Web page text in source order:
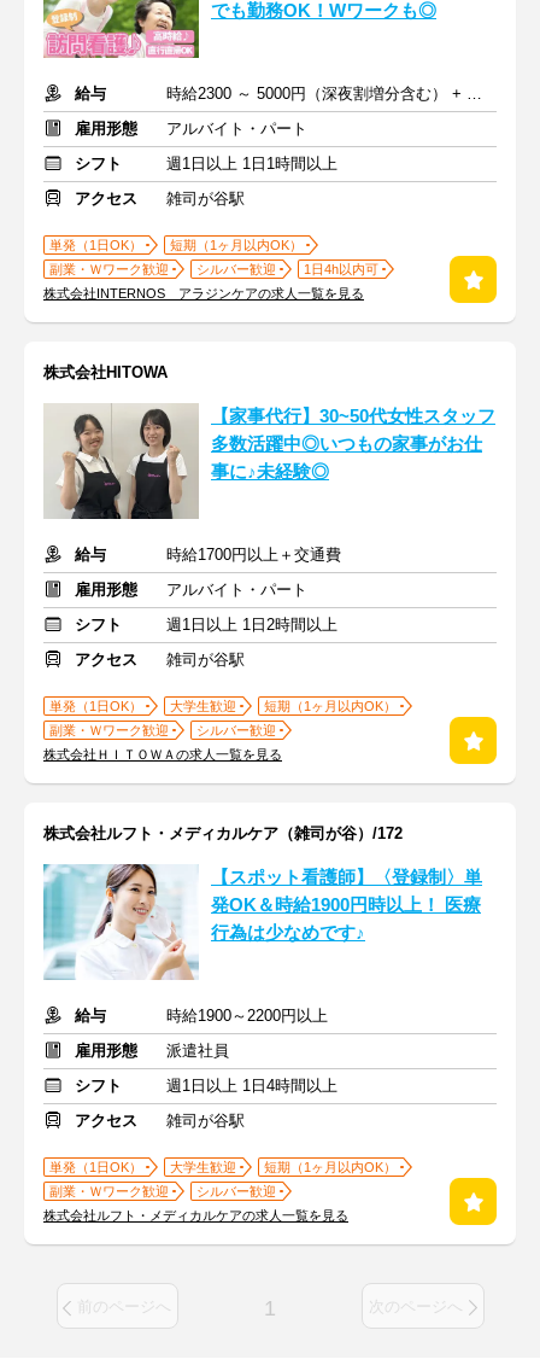
でも勤務OK！Wワークも◎
給与
時給2300 ～ 5000円（深夜割増分含む） + 交通費全額支給
雇用形態
アルバイト・パート
シフト
週1日以上 1日1時間以上
アクセス
雑司が谷駅
単発（1日OK）
短期（1ヶ月以内OK）
副業・Ｗワーク歓迎
シルバー歓迎
1日4h以内可
株式会社INTERNOS アラジンケアの求人一覧を見る
株式会社HITOWA
【家事代行】30~50代女性スタッフ
多数活躍中◎いつもの家事がお仕
事に♪未経験◎
給与
時給1700円以上＋交通費
雇用形態
アルバイト・パート
シフト
週1日以上 1日2時間以上
アクセス
雑司が谷駅
単発（1日OK） 大学生歓迎
短期（1ヶ月以内OK）
副業・Ｗワーク歓迎
シルバー歓迎
株式会社ＨＩＴＯＷＡの求人一覧を見る
株式会社ルフト・メディカルケア（雑司が谷）/172
【スポット看護師】〈登録制〉単
発OK＆時給1900円時以上！ 医療
行為は少なめです♪
給与
時給1900～2200円以上
雇用形態
派遣社員
シフト
週1日以上 1日4時間以上
アクセス
雑司が谷駅
単発（1日OK） 大学生歓迎
短期（1ヶ月以内OK）
副業・Ｗワーク歓迎
シルバー歓迎
株式会社ルフト・メディカルケアの求人一覧を見る
前のページへ 1 次のページへ